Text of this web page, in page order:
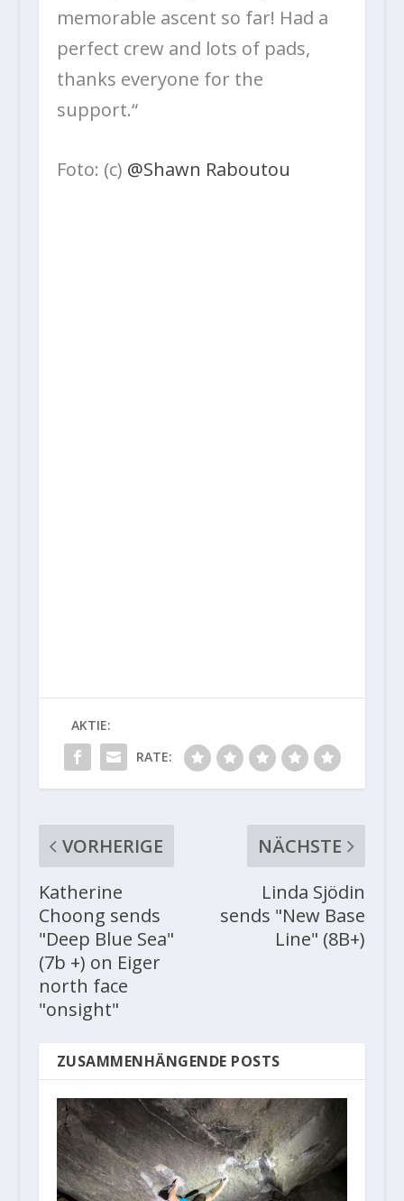
memorable ascent so far! Had a
perfect crew and lots of pads,
thanks everyone for the
support.“
Foto: (c) @Shawn Raboutou
AKTIE:
RATE:
VORHERIGE
Katherine
Choong sends
"Deep Blue Sea"
(7b +) on Eiger
north face
"onsight"
NÄCHSTE
Linda Sjödin
sends "New Base
Line" (8B+)
ZUSAMMENHÄNGENDE POSTS